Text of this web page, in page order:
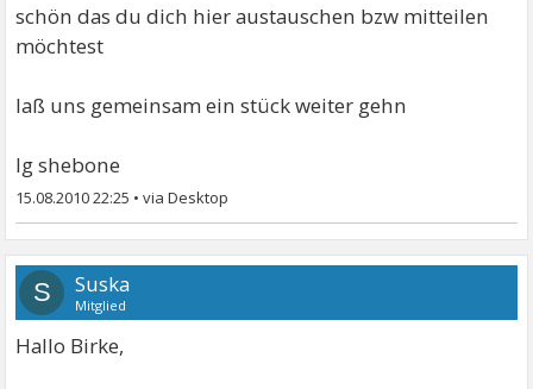
schön das du dich hier austauschen bzw mitteilen
möchtest
laß uns gemeinsam ein stück weiter gehn
lg shebone
15.08.2010 22:25 •
S Suska
Mitglied
Hallo Birke,